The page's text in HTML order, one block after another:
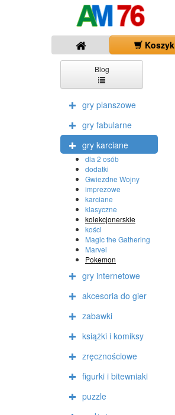
Koszyk
Blog
gry planszowe
gry fabularne
gry karciane
dla 2 osób
dodatki
Gwiezdne Wojny
imprezowe
karciane
klasyczne
kolekcjonerskie
kości
Magic the Gathering
Marvel
Pokemon
gry internetowe
akcesoria do gier
zabawki
książki i komiksy
zręcznościowe
figurki i bitewniaki
puzzle